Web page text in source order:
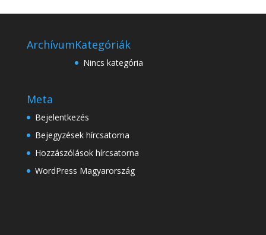
ArchívumKategóriák
Nincs kategória
Meta
Bejelentkezés
Bejegyzések hírcsatorna
Hozzászólások hírcsatorna
WordPress Magyarország